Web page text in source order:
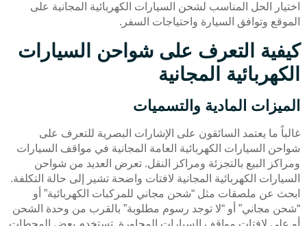
اختيار الحل المناسب لشحن السيارات الكهربائية المجانية على
الموقع وتوافق السيارة واحتياجات السفر.
كيفية التعرف على شواحن السيارات
الكهربائية المجانية
الميزات المادية والتسميات
غالباً ما يعتمد السائقون على الإشارات البصرية للتعرف على
شواحن السيارات الكهربائية العامة المجانية في مواقف السيارات
ومراكز البيع بالتجزئة ومراكز النقل. تعرض العديد من شواحن
السيارات الكهربائية المجانية لافتات واضحة تشير إلى حالة التكلفة.
ابحث عن ملصقات مثل “شحن مجاني للمركبات الكهربائية” أو
“شحن مجاني” أو “لا توجد رسوم مطلوبة” بالقرب من وحدة الشحن
أو على لافتات مواقف السيارات المجاورة. تستخدم بعض المحطات